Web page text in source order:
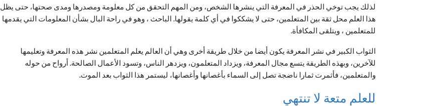
لذلك يجب توخي الحذر في المعرفة التي ينشرها الشخص، ومن المهم التحقق من كل معلومة ومصدرها ومدى صحتها، حتى يظل
هذا العلم محل ثقة بين المتعلمين، حتى لا يشككوا في أي كلمة يقولها. الباحث ، وهو في راحة البال بشأن المعلومات التي يقدمها
للمتعلمين ، ويتلقى المكافأة.
الثواب الكبير في نشر المعرفة يكون أيضا من خلال طريقة أخرى وهي أن العالم يعلم المتعلمين نشر هذه المعرفة وتعليمها
للآخرين، وبهذه الطريقة يتسع مجال المعرفة، ويزداد المتعلمون، ويزدهر الناس، وتسود الأعمال الصالحة. أرواح من حوله
والمتعلمين، فأثمرت ثمارا ناضجة تصل إلى السماء بأغصانها وأغصانها، ليستمر هذا الثواب بعد الموت.
للعلم متعة لا تنتهي